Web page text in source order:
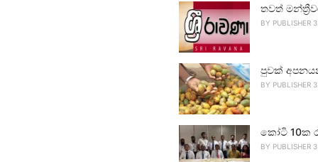
තවත්
BY PUBLISHER 3
පුවක්
BY PUBLISHER 3
කෝටි 10ක
BY PUBLISHER 3